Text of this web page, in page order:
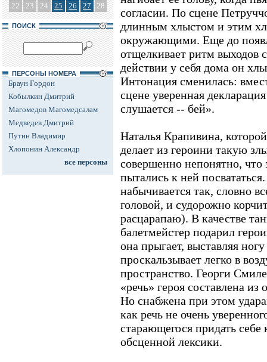
22
23 24 25 26 27 28
ПОИСК
ПЕРСОНЫ НОМЕРА
Браун Гордон
Кобылкин Дмитрий
Магомедов Магомедсалам
Медведев Дмитрий
Путин Владимир
Хлопонин Александр
все персоны
согласии. По сцене
длинным хлыстом и этим
окружающими. Еще до
отщелкивает ритм выходов
действии у себя дома он
Интонация сменилась:
сцене уверенная
слушается -- бей».
Наталья Крапивина,
делает из героини такую
совершенно непонятно,
пытались к ней
набычивается так, словно
головой, и судорожно
расцарапаю). В качестве
балетмейстер подарил
она прыгает, выставляя
проскальзывает легко в
пространство. Георги
«речь» героя составлена
Но снабжена при этом
как речь не очень
старающегося придать
обсценной лексики.